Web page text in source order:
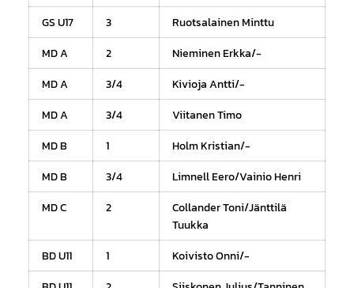
GS U17
3
Ruotsalainen Minttu
MD A
2
Nieminen Erkka/-
MD A
3/4
Kivioja Antti/-
MD A
3/4
Viitanen Timo
MD B
1
Holm Kristian/-
MD B
3/4
Limnell Eero/Vainio Henri
MD C
2
Collander Toni/Jänttilä
Tuukka
BD U11
1
Koivisto Onni/-